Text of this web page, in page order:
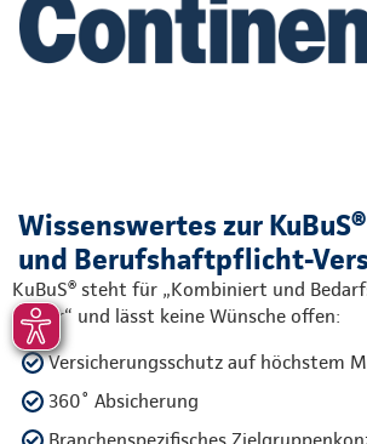
Wissenswertes zur
und Berufshaftpflicht-
KuBuS® steht für „Kombiniert und
Sicher“ und lässt keine Wünsche offen:
Versicherungsschutz auf höchstem
360˚ Absicherung